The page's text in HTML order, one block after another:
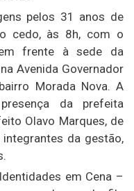
pelos 31 anos de
cedo, às 8h, com o
frente à sede da
Avenida Governador
Morada Nova. A
da prefeita
Olavo Marques, de
da gestão,
em Cena –